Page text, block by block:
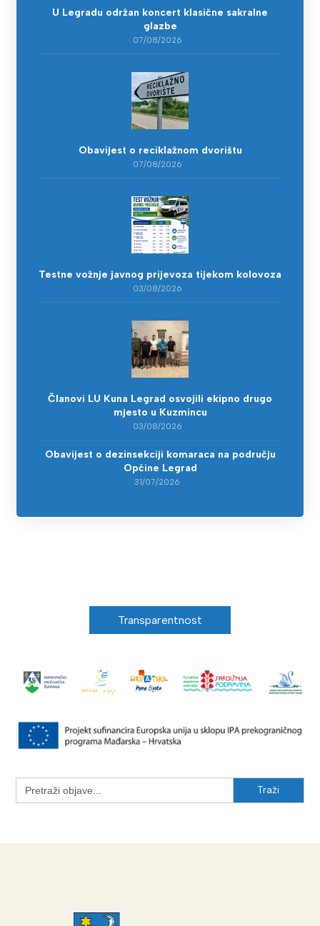
U Legradu održan koncert klasične sakralne
glazbe
07/08/2026
Obavijest o reciklažnom dvorištu
07/08/2026
Testne vožnje javnog prijevoza tijekom kolovoza
03/08/2026
Članovi LU Kuna Legrad osvojili ekipno drugo
mjesto u Kuzmincu
03/08/2026
Obavijest o dezinsekciji komaraca na području
Općine Legrad
31/07/2026
Transparentnost
Search
for: